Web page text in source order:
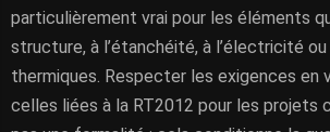
particulièrement vrai pour les éléments
structure, à l’étanchéité, à l’électricité
thermiques. Respecter les exigences en
celles liées à la RT2012 pour les projets